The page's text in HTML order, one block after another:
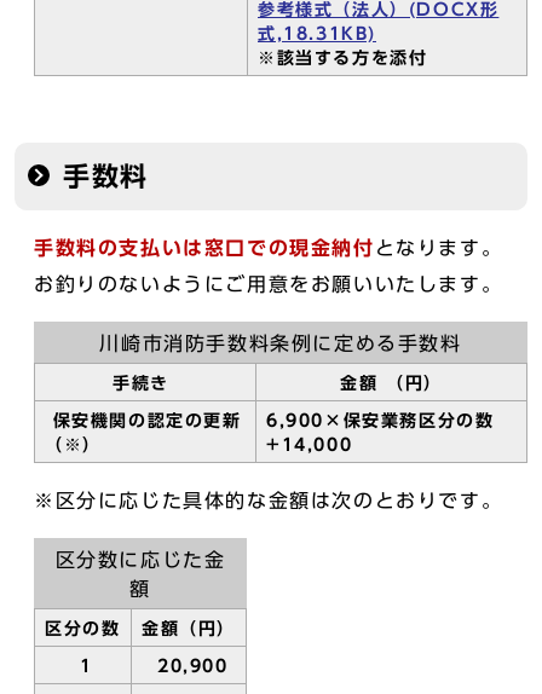
参考様式（法人）(DOCX形
式,18.31KB)
※該当する方を添付
手数料
手数料の支払いは窓口での現金納付 となります。
お釣りのないようにご用意をお願いいたします。
川崎市消防手数料条例に定める手数料
手続き 金額 （円）
保安機関の認定の更新
（※）
6,900×保安業務区分の数
+14,000
※区分に応じた具体的な金額は次のとおりです。
区分数に応じた金
額
区分の数 金額（円）
1 20,900